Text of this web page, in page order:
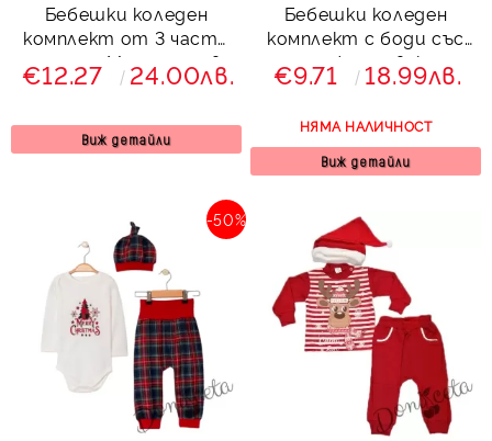
Бебешки коледен
комплект от 3 части
с надпис Моята първа
Коледа
€12.27 24.00лв.
Виж детайли
Бебешки коледен
комплект с боди със
снежен човек,
панталонки с
€9.71 18.99лв.
НЯМА НАЛИЧНОСТ
Виж детайли
-50%